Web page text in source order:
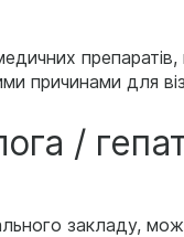
причинами для
/
закладу,